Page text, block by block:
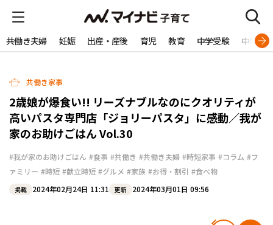
共働き夫婦 妊娠 出産・産後 育児 教育 中学受験 中学生
共働き家事
2歳娘が爆食い!! リーズナブルなのにクオリティが
高いパスタ専門店「ジョリーパスタ」に感動／我が
家のお助けごはん Vol.30
#我が家のお助けごはん #食事 #共働き #共働き夫婦 #時短家事 #コラム #フ
ァミリー #時短 #献立時短 #グルメ #家族 #お得・割引 #食べ物
掲載 2024年02月24日 11:31 更新 2024年03月01日 09:56